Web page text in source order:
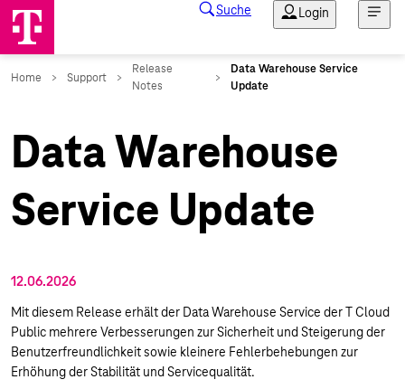
Data Warehouse
Service Update
12.06.2026
Mit diesem Release erhält der Data Warehouse Service der T Cloud
Public mehrere Verbesserungen zur Sicherheit und Steigerung der
Benutzerfreundlichkeit sowie kleinere Fehlerbehebungen zur
Erhöhung der Stabilität und Servicequalität.